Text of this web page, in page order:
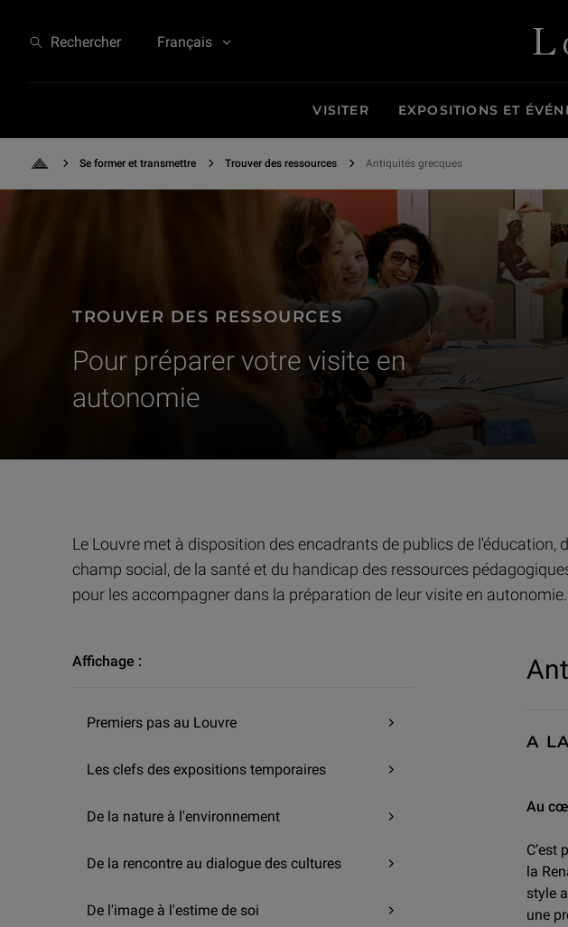
Rechercher Français
VISITER EXPOSITIONS ET
Retour à l'accueil
Se former et transmettre Trouver des ressources Antiquités grecques
Formation dans une des salles du "Studio", réservées aux groupes et aux formations de relais.
TROUVER DES RESSOURCES
Pour préparer votre visite en
autonomie
Le Louvre met à disposition des encadrants de publics de l'éducation,
champ social, de la santé et du handicap des ressources
pour les accompagner dans la préparation de leur visite en autonomie.
Affichage :
Premiers pas au Louvre
Les clefs des expositions temporaires
De la nature à l'environnement
De la rencontre au dialogue des cultures
De l'image à l'estime de soi
A
Au
C’est
la
style
une